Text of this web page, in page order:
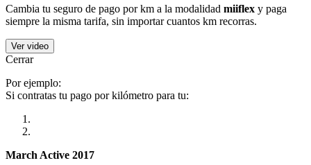
Cambia tu seguro de pago por km a la modalidad miiflex y paga
siempre la misma tarifa, sin importar cuantos km recorras.
Ver video
Cerrar
Por ejemplo:
Si contratas tu pago por kilómetro para tu:
March Active 2017